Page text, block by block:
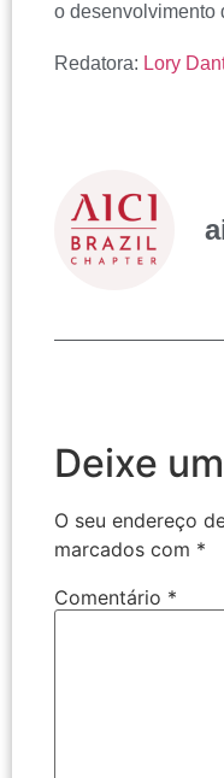
o desenvolvimento
Redatora: Lory
Deixe
O seu endereço
marcados com *
Comentário *